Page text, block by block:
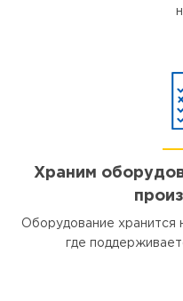
Храним
Оборудование хранится
где